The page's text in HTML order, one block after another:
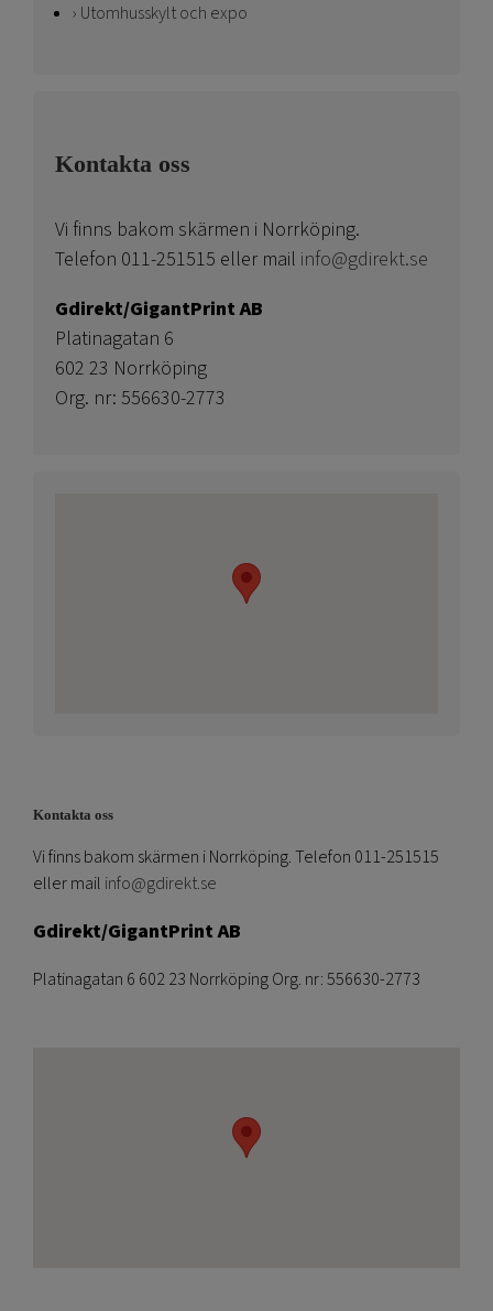
Utomhusskylt och expo
Kontakta oss
Vi finns bakom skärmen i Norrköping.
Telefon 011-251515 eller mail info@gdirekt.se
Gdirekt/GigantPrint AB
Platinagatan 6
602 23 Norrköping
Org. nr: 556630-2773
Kontakta oss
Vi finns bakom skärmen i Norrköping. Telefon 011-251515
eller mail info@gdirekt.se
Gdirekt/GigantPrint AB
Platinagatan 6 602 23 Norrköping Org. nr: 556630-2773